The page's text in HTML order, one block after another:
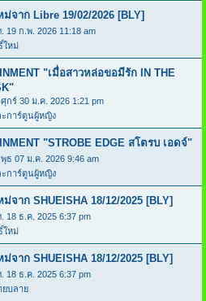
จาก Libre 19/02/2026 [BLY]
19 ก.พ. 2026 11:18 am
ใหม่
"เมื่อสาวหล่อขอมีรัก IN THE
ศุกร์ 30 ม.ค. 2026 1:21 pm
การ์ตูนผู้หญิง
"STROBE EDGE สโตรบ เอดจ์"
พุธ 07 ม.ค. 2026 9:46 am
การ์ตูนผู้หญิง
จาก SHUEISHA 18/12/2025 [BLY]
18 ธ.ค. 2025 6:37 pm
ใหม่
จาก SHUEISHA 18/12/2025 [BLY]
18 ธ.ค. 2025 6:37 pm
บลาย